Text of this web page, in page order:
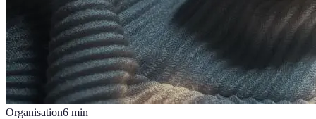
Organisation6 min